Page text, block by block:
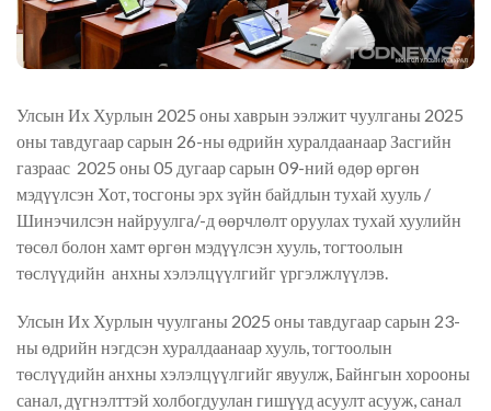
Улсын Их Хурлын 2025 оны хаврын ээлжит чуулганы 2025
оны тавдугаар сарын 26-ны өдрийн хуралдаанаар Засгийн
газраас 2025 оны 05 дугаар сарын 09-ний өдөр өргөн
мэдүүлсэн Хот, тосгоны эрх зүйн байдлын тухай хууль /
Шинэчилсэн найруулга/-д өөрчлөлт оруулах тухай хуулийн
төсөл болон хамт өргөн мэдүүлсэн хууль, тогтоолын
төслүүдийн анхны хэлэлцүүлгийг үргэлжлүүлэв.
Улсын Их Хурлын чуулганы 2025 оны тавдугаар сарын 23-
ны өдрийн нэгдсэн хуралдаанаар хууль, тогтоолын
төслүүдийн анхны хэлэлцүүлгийг явуулж, Байнгын хорооны
санал, дүгнэлттэй холбогдуулан гишүүд асуулт асууж, санал